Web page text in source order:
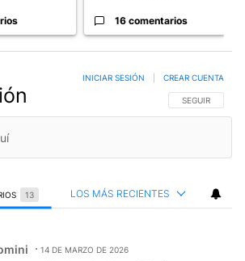
16 comentarios
SIGA ESTA
SEGUIR
INICIAR SESIÓN CREAR CUENTA
13 LOS MÁS RECIENTES
14 DE MARZO DE 2026